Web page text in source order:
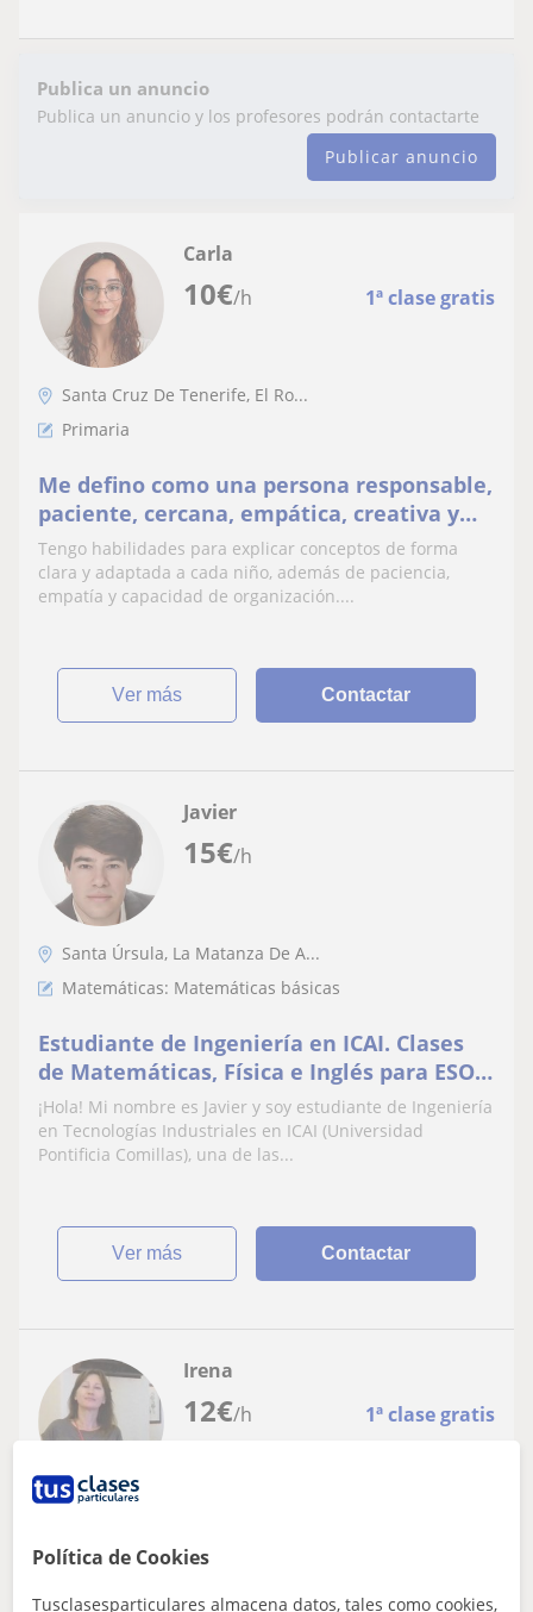
Publica un anuncio
Publica un anuncio y los profesores podrán contactarte
Publicar anuncio
10€/h 1ª clase gratis
Carla
Santa Cruz De Tenerife, El Ro...
Primaria
Me defino como una persona responsable,
paciente, cercana, empática, creativa y
comprometida con el aprendizaje de los
niños.
Tengo habilidades para explicar conceptos de forma
clara y adaptada a cada niño, además de paciencia,
empatía y capacidad de organización....
ver más Contactar
15€/h
Javier
Santa Úrsula, La Matanza De A...
Matemáticas: Matemáticas básicas
Estudiante de Ingeniería en ICAI. Clases
de Matemáticas, Física e Inglés para ESO y
Bachillerato.
¡Hola! Mi nombre es Javier y soy estudiante de Ingeniería
en Tecnologías Industriales en ICAI (Universidad
Pontificia Comillas), una de las...
ver más Contactar
12€/h 1ª clase gratis
Irena
Puerto De La Cruz, San Cristó...
Otros idiomas
Doy clases particulares de idioma ruso
Política de Cookies
Tusclasesparticulares almacena datos, tales como cookies,